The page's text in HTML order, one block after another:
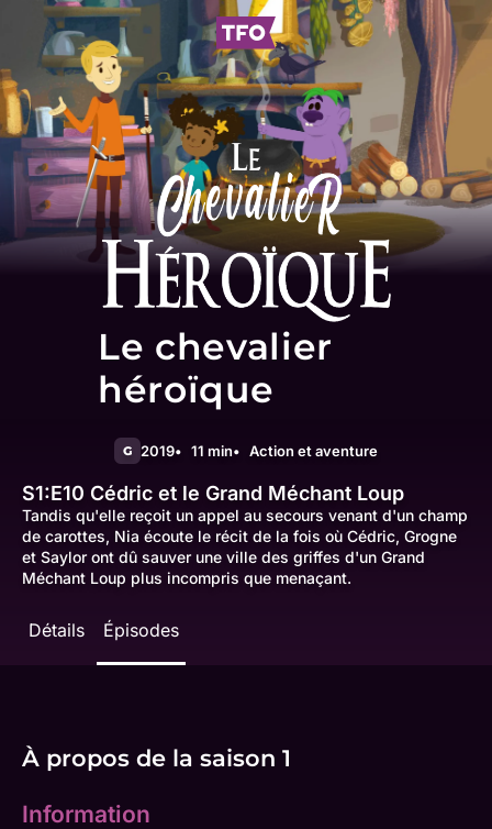
Le chevalier
héroïque
G 2019 11 min Action et aventure
S1:E10 Cédric et le Grand Méchant Loup
Tandis qu'elle reçoit un appel au secours venant d'un champ
de carottes, Nia écoute le récit de la fois où Cédric, Grogne
et Saylor ont dû sauver une ville des griffes d'un Grand
Méchant Loup plus incompris que menaçant.
Détails Épisodes
À propos de la saison 1
Information